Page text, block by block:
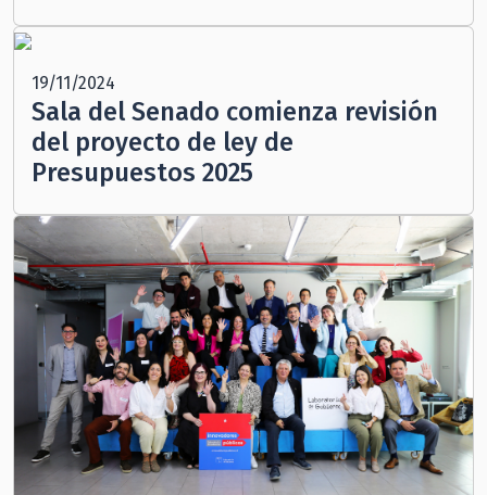
19/11/2024
Sala del Senado comienza revisión
del proyecto de ley de
Presupuestos 2025